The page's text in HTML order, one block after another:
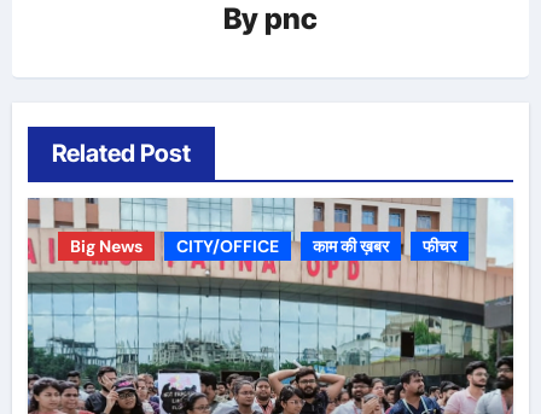
By pnc
Related Post
Big News CITY/OFFICE काम की ख़बर फीचर